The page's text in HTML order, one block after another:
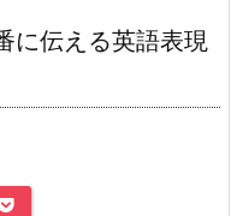
に伝える英語表現